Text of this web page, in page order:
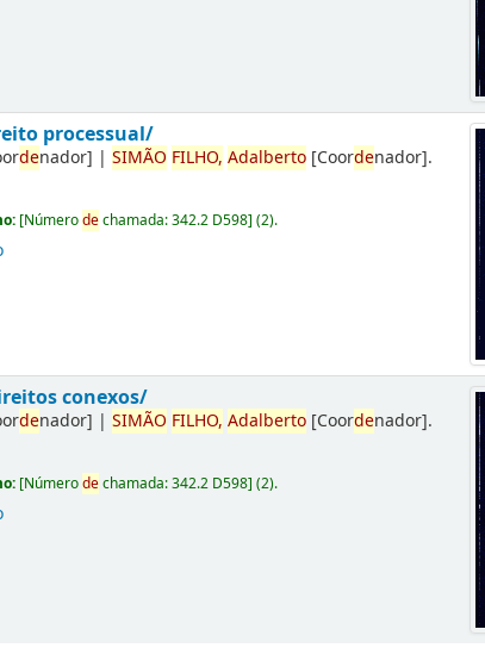
processual/
denador] |SIMÃO FILHO, Adalberto [Coordenador].
[Númerodechamada:342.2 D598](2).
conexos/
denador] |SIMÃO FILHO, Adalberto [Coordenador].
[Númerodechamada:342.2 D598](2).